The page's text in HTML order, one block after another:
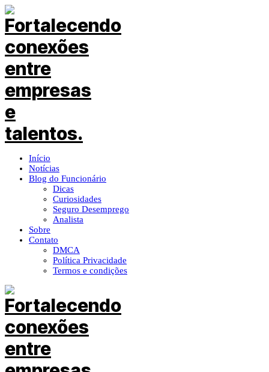
Início
Notícias
Blog do Funcionário
Dicas
Curiosidades
Seguro Desemprego
Analista
Sobre
Contato
DMCA
Política Privacidade
Termos e condições